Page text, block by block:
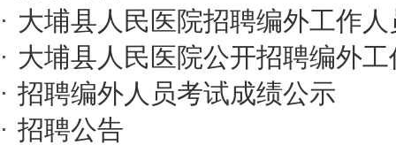
大埔县人民医院招聘编外工作
大埔县人民医院公开招聘编外
招聘编外人员考试成绩公示
招聘公告